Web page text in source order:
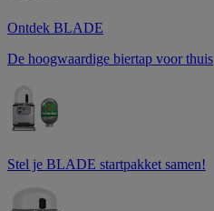
Ontdek BLADE
De hoogwaardige biertap voor thuis
Stel je BLADE startpakket samen!